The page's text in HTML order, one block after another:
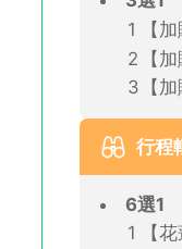
【加
【加
【加
行程
6選1
【花蓮輕